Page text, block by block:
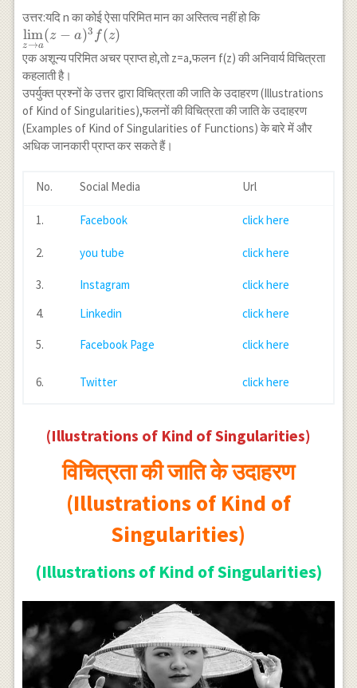
उत्तर:यदि n का कोई ऐसा परिमित मान का अस्तित्व नहीं हो कि
\underset{z
\rightarrow
a}{\lim}
(z-a)^3 f(z)
z→a
lim(z − a)3 f(z)
एक अशून्य परिमित अचर प्राप्त हो,तो z=a,फलन f(z) की अनिवार्य विचित्रता
कहलाती है।
उपर्युक्त प्रश्नों के उत्तर द्वारा विचित्रता की जाति के उदाहरण (Illustrations
of Kind of Singularities),फलनों की विचित्रता की जाति के उदाहरण
(Examples of Kind of Singularities of Functions) के बारे में और
अधिक जानकारी प्राप्त कर सकते हैं।
No. Social Media Url
1. Facebook click here
2. you tube click here
3. Instagram
click here
4.
Linkedin click here
5. Facebook Page click here
6. Twitter click here
(Illustrations of Kind of Singularities)
विचित्रता की जाति के उदाहरण
(Illustrations of Kind of
Singularities)
(Illustrations of Kind of Singularities)